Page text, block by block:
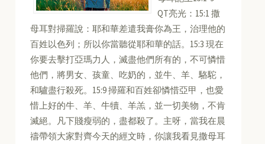
QT亮光：15:1 撒
母耳對掃羅說：耶和華差遣我膏你為王，治理他的
百姓以色列；所以你當聽從耶和華的話。15:3 現在
你要去擊打亞瑪力人，滅盡他們所有的，不可憐惜
他們，將男女、孩童、吃奶的，並牛、羊、駱駝，
和驢盡行殺死。15:9 掃羅和百姓卻憐惜亞甲，也愛
惜上好的牛、羊、牛犢、羊羔，並一切美物，不肯
滅絕。凡下賤瘦弱的，盡都殺了。主呀，當我在晨
禱帶領大家對齊今天的經文時，你讓我看見撒母耳